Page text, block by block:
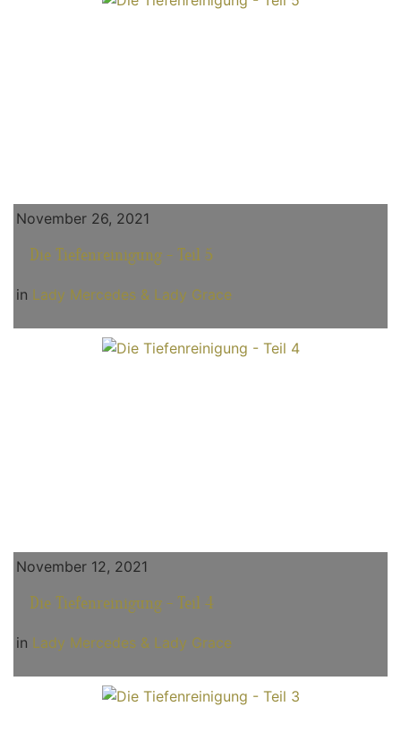
November 26, 2021
Die Tiefenreinigung - Teil 5
in Lady Mercedes & Lady Grace
November 12, 2021
Die Tiefenreinigung - Teil 4
in Lady Mercedes & Lady Grace